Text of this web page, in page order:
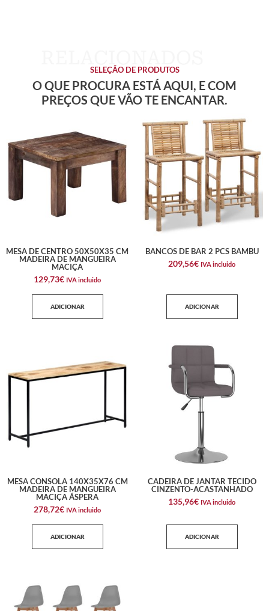
SELEÇÃO DE PRODUTOS
O QUE PROCURA ESTÁ AQUI, E COM
PREÇOS QUE VÃO TE ENCANTAR.
MESA DE CENTRO 50X50X35 CM
MADEIRA DE MANGUEIRA
MACIÇA
129,73€ IVA incluido
ADICIONAR
BANCOS DE BAR 2 PCS BAMBU
209,56€ IVA incluido
ADICIONAR
MESA CONSOLA 140X35X76 CM
MADEIRA DE MANGUEIRA
MACIÇA ÁSPERA
278,72€ IVA incluido
ADICIONAR
CADEIRA DE JANTAR TECIDO
CINZENTO-ACASTANHADO
135,96€ IVA incluido
ADICIONAR